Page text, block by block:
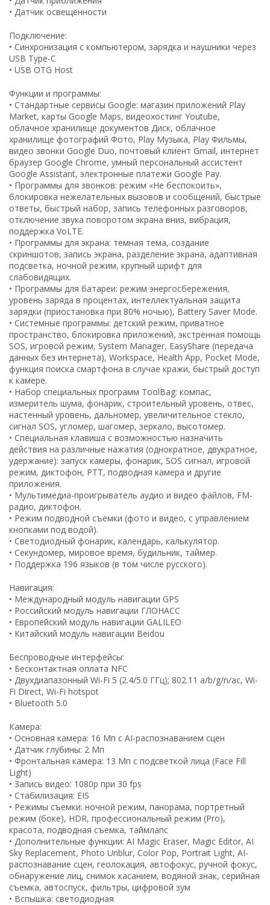
• Датчик освещённости
Подключение:
• Синхронизация с компьютером, зарядка и наушники через
USB Type-C
• USB OTG Host
Функции и программы:
• Стандартные сервисы Google: магазин приложений Play
Market, карты Google Maps, видеохостинг Youtube,
облачное хранилище документов Диск, облачное
хранилище фотографий Фото, Play Музыка, Play Фильмы,
видео звонки Google Duo, почтовый клиент Gmail, интернет
браузер Google Chrome, умный персональный ассистент
Google Assistant, электронные платежи Google Pay.
• Программы для звонков: режим «Не беспокоить»,
блокировка нежелательных вызовов и сообщений, быстрые
ответы, быстрый набор, запись телефонных разговоров,
отключение звука поворотом экрана вниз, вибрация,
поддержка VoLTE.
• Программы для экрана: темная тема, создание
скриншотов, запись экрана, разделение экрана, адаптивная
подсветка, ночной режим, крупный шрифт для
слабовидящих.
• Программы для батареи: режим энергосбережения,
уровень заряда в процентах, интеллектуальная защита
зарядки (приостановка при 80% ночью), Battery Saver Mode.
• Системные программы: детский режим, приватное
пространство, блокировка приложений, экстренная помощь
SOS, игровой режим, System Manager, EasyShare (передача
данных без интернета), Workspace, Health App, Pocket Mode,
функция поиска смартфона в случае кражи, быстрый доступ
к камере.
• Набор специальных программ ToolBag: компас,
измеритель шума, фонарик, строительный уровень, отвес,
настенный уровень, дальномер, увеличительное стекло,
сигнал SOS, угломер, шагомер, зеркало, высотомер.
• Специальная клавиша с возможностью назначить
действия на различные нажатия (однократное, двукратное,
удержание): запуск камеры, фонарик, SOS сигнал, игровой
режим, диктофон, PTT, подводная камера и другие
приложения.
• Мультимедиа-проигрыватель аудио и видео файлов, FM-
радио, диктофон.
• Режим подводной съемки (фото и видео, с управлением
кнопками под водой).
• Светодиодный фонарик, календарь, калькулятор.
• Секундомер, мировое время, будильник, таймер.
• Поддержка 196 языков (в том числе русского).
Навигация:
• Международный модуль навигации GPS
• Российский модуль навигации ГЛОНАСС
• Европейский модуль навигации GALILEO
• Китайский модуль навигации Beidou
Беспроводные интерфейсы:
• Бесконтактная оплата NFC
• Двухдиапазонный Wi-Fi 5 (2.4/5.0 ГГц); 802.11 a/b/g/n/ac, Wi-
Fi Direct, Wi-Fi hotspot
• Bluetooth 5.0
Камера:
• Основная камера: 16 Мп с AI-распознаванием сцен
• Датчик глубины: 2 Мп
• Фронтальная камера: 13 Мп с подсветкой лица (Face Fill
Light)
• Запись видео: 1080p при 30 fps
• Стабилизация: EIS
• Режимы съемки: ночной режим, панорама, портретный
режим (боке), HDR, профессиональный режим (Pro),
красота, подводная съемка, таймлапс
• Дополнительные функции: AI Magic Eraser, Magic Editor, AI
Sky Replacement, Photo Unblur, Color Pop, Portrait Light, AI-
распознавание сцен, геолокация, автофокус, ручной фокус,
обнаружение лиц, снимок касанием, водяной знак, серийная
съемка, автоспуск, фильтры, цифровой зум
• Вспышка: светодиодная